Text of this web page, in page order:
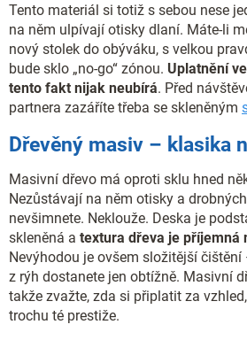
Tento materiál si totiž s sebou nese
na něm ulpívají otisky dlaní. Máte-li
nový stolek do obýváku, s velkou
bude sklo „no-go“ zónou. Uplatnění
tento fakt nijak neubírá. Před
partnera zazáříte třeba se skleněným
Dřevěný masiv – klasika
Masivní dřevo má oproti sklu hned
Nezůstávají na něm otisky a
nevšimnete. Neklouže. Deska je
skleněná a textura dřeva je příjemná
Nevýhodou je ovšem složitější
z rýh dostanete jen obtížně. Masivní
takže zvažte, zda si připlatit za
trochu té prestiže.